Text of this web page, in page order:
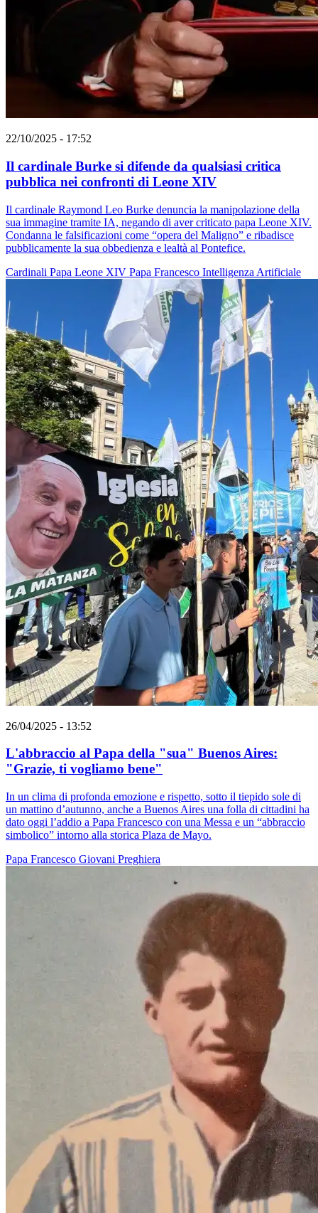
22/10/2025 - 17:52
Il cardinale Burke si difende da qualsiasi critica
pubblica nei confronti di Leone XIV
Il cardinale Raymond Leo Burke denuncia la manipolazione della
sua immagine tramite IA, negando di aver criticato papa Leone XIV.
Condanna le falsificazioni come “opera del Maligno” e ribadisce
pubblicamente la sua obbedienza e lealtà al Pontefice.
Cardinali Papa Leone XIV Papa Francesco Intelligenza Artificiale
26/04/2025 - 13:52
L'abbraccio al Papa della "sua" Buenos Aires:
"Grazie, ti vogliamo bene"
In un clima di profonda emozione e rispetto, sotto il tiepido sole di
un mattino d’autunno, anche a Buenos Aires una folla di cittadini ha
dato oggi l’addio a Papa Francesco con una Messa e un “abbraccio
simbolico” intorno alla storica Plaza de Mayo.
Papa Francesco Giovani Preghiera